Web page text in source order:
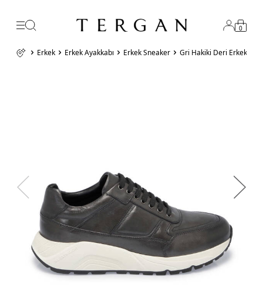
0
Erkek Erkek Ayakkabı Erkek Sneaker Gri Hakiki Deri Erkek